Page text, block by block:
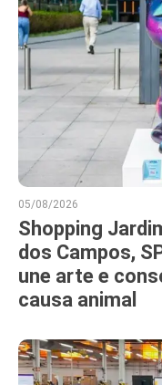
05/08/2026
Shopping
dos Campos,
une arte e
causa animal